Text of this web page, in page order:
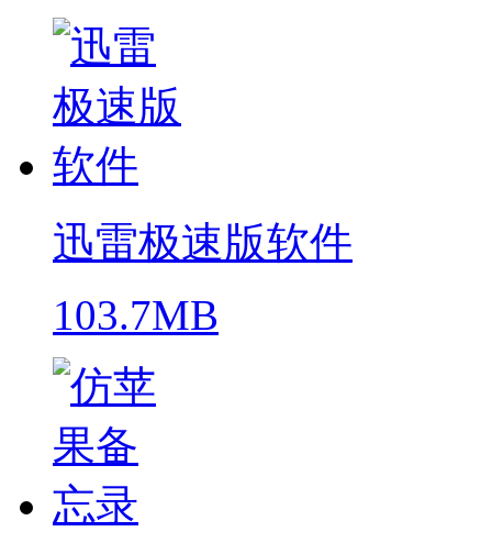
迅雷极速版软件
103.7MB